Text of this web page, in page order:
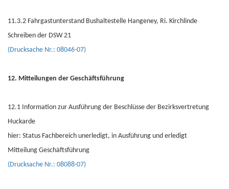
11.3.2 Fahrgastunterstand Bushaltestelle Hangeney, Ri. Kirchlinde
Schreiben der DSW 21
(Drucksache Nr.: 08046-07)
12. Mitteilungen der Geschäftsführung
12.1 Information zur Ausführung der Beschlüsse der Bezirksvertretung
Huckarde
hier: Status Fachbereich unerledigt, in Ausführung und erledigt
Mitteilung Geschäftsführung
(Drucksache Nr.: 08088-07)